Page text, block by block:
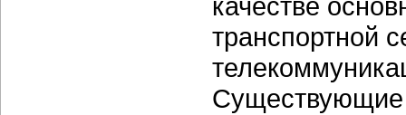
транспортной
Существующие